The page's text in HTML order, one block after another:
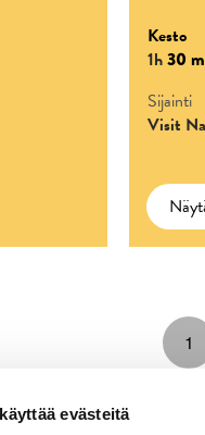
evästeitä
Kesto
1h30
Sijainti
Visit
1